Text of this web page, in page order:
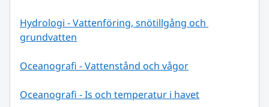
Hydrologi - Vattenföring, snötillgång och
grundvatten
Oceanografi - Vattenstånd och vågor
Oceanografi - Is och temperatur i havet